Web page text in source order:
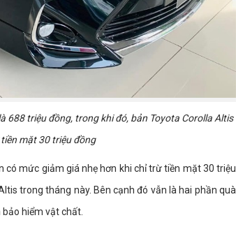
688 triệu đồng, trong khi đó, bản Toyota Corolla Altis
mặt 30 triệu đồng
có mức giảm giá nhẹ hơn khi chỉ trừ tiền mặt 30 triệu
trong tháng này. Bên cạnh đó vẫn là hai phần quà
hiểm vật chất.